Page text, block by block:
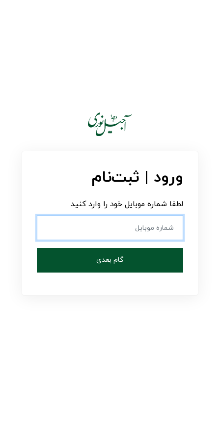
ورود | ثبت‌نام
لطفا شماره موبایل خود را وارد کنید
گام بعدی